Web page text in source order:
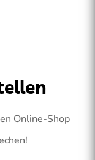
Online-Shop